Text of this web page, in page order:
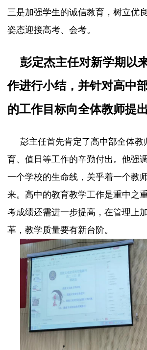
三是加强学生的诚信教育，树立优
姿态迎接高考、会考。
彭定杰主任对新学期以
作进行小结，并针对高中
的工作目标向全体教师提
彭主任首先肯定了高中部全体教
育、值日等工作的辛勤付出。他强
一个学校的生命线，关乎着一个教
来。高中的教育教学工作是重中之
考成绩还需进一步提高，在管理上
革，教学质量要有新台阶。